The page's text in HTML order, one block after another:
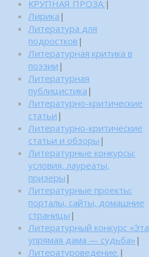
КРУПНАЯ ПРОЗА: |
Лирика |
Литература для
подростков |
Литературная критика в
поэзии |
Литературная
публицистика |
Литературно-критические
статьи |
Литературно-критические
статьи и обзоры |
Литературные конкурсы:
условия, лауреаты,
призеры |
Литературные проекты:
порталы, сайты, домашние
страницы |
Литературный конкурс «Эта
упрямая дама — судьба» |
Литературоведение. |